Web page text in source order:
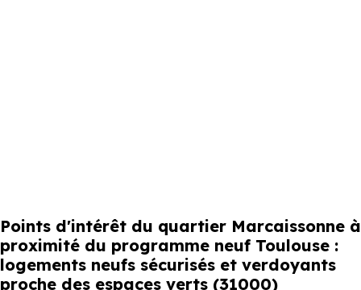
Points d'intérêt du quartier Marcaissonne à
proximité du programme neuf Toulouse :
logements neufs sécurisés et verdoyants
proche des espaces verts (31000)